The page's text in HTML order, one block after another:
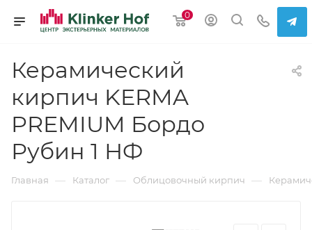
0
Керамический
кирпич KERMA
PREMIUM Бордо
Рубин 1 НФ
Главная — Каталог — Облицовочный кирпич —